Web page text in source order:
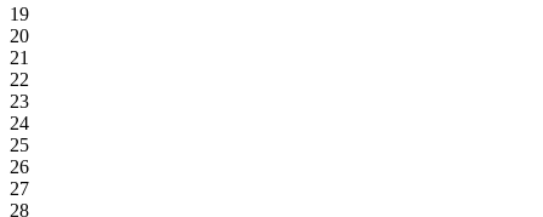
19
20
21
22
23
24
25
26
27
28